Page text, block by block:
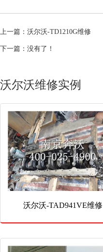
上一篇： 沃尔沃-TD1210G维修
下一篇：没有了！
沃尔沃维修实例
沃尔沃-TAD941VE维修